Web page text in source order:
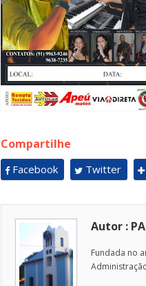
Compartilhe
Facebook Twitter
Autor :
Fundada no